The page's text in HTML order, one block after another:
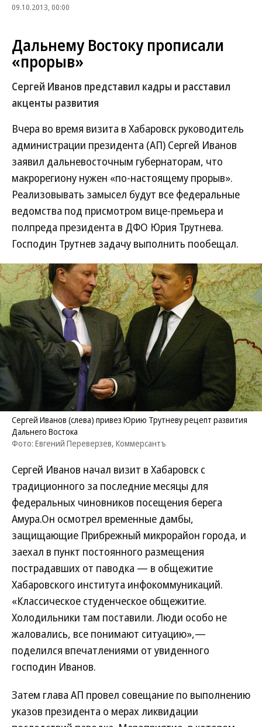
09.10.2013, 00:00
Дальнему Востоку прописали
«прорыв»
Сергей Иванов представил кадры и расставил
акценты развития
Вчера во время визита в Хабаровск руководитель
администрации президента (АП) Сергей Иванов
заявил дальневосточным губернаторам, что
макрорегиону нужен «по-настоящему прорыв».
Реализовывать замысел будут все федеральные
ведомства под присмотром вице-премьера и
полпреда президента в ДФО Юрия Трутнева.
Господин Трутнев задачу выполнить пообещал.
Сергей Иванов (слева) привез Юрию Трутневу рецепт развития
Дальнего Востока
Фото: Евгений Переверзев, Коммерсантъ
Сергей Иванов начал визит в Хабаровск с
традиционного за последние месяцы для
федеральных чиновников посещения берега
Амура.Он осмотрел временные дамбы,
защищающие Прибрежный микрорайон города, и
заехал в пункт постоянного размещения
пострадавших от паводка — в общежитие
Хабаровского института инфокоммуникаций.
«Классическое студенческое общежитие.
Холодильники там поставили. Люди особо не
жаловались, все понимают ситуацию»,—
поделился впечатлениями от увиденного
господин Иванов.
Затем глава АП провел совещание по выполнению
указов президента о мерах ликвидации